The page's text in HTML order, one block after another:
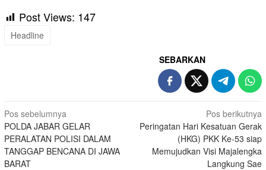
Post Views: 147
Headline
SEBARKAN
Navigasi
pos
Pos sebelumnya
POLDA JABAR GELAR
PERALATAN POLISI DALAM
TANGGAP BENCANA DI JAWA
BARAT
Pos berikutnya
Peringatan Hari Kesatuan Gerak
(HKG) PKK Ke-53 siap
Memujudkan Visi Majalengka
Langkung Sae